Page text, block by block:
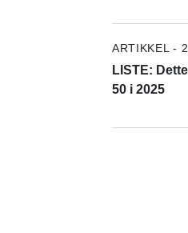
ARTIKKEL -
LISTE:
50 i 2025